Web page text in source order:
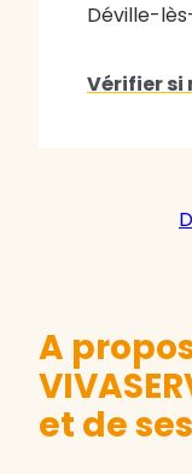
Déville-
Vérifier si
A
et de